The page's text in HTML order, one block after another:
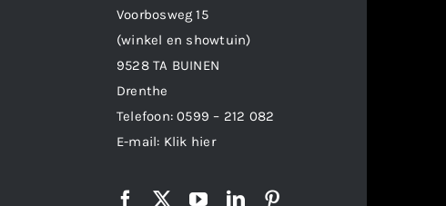
Voorbosweg 15
(winkel en showtuin)
9528 TA BUINEN
Drenthe
Telefoon:0599 – 212 082
E-mail: Klik hier